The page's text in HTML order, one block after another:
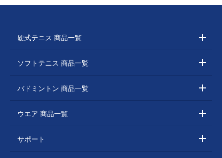
硬式テニス 商品一覧
ソフトテニス 商品一覧
バドミントン 商品一覧
ウエア 商品一覧
サポート